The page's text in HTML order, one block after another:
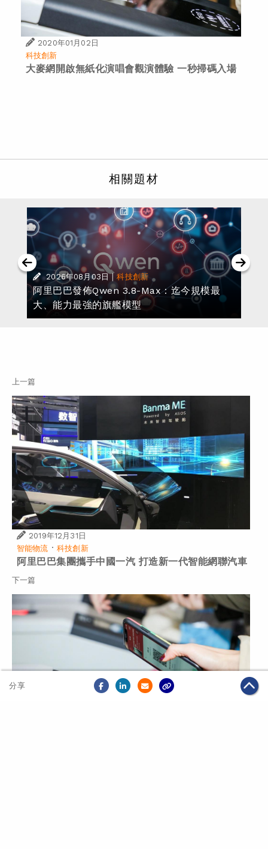
2020年01月02日
科技創新
大麥網開啟無紙化演唱會觀演體驗 一秒掃碼入場
分享
相關題材
2026年08月03日 | 科技創新
阿里巴巴發佈Qwen 3.8-Max：迄今規模最
大、能力最強的旗艦模型
上一篇
2019年12月31日
智能物流 ·科技創新
阿里巴巴集團攜手中國一汽 打造新一代智能網聯汽車
下一篇